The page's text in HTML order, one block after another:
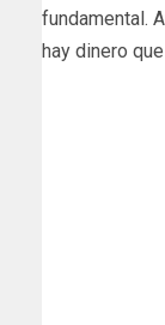
fundamental.
hay dinero